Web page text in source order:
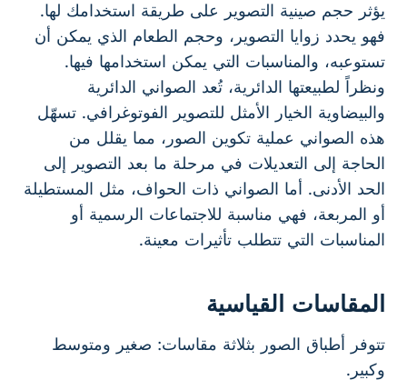
يؤثر حجم صينية التصوير على طريقة استخدامك لها.
فهو يحدد زوايا التصوير، وحجم الطعام الذي يمكن أن
تستوعبه، والمناسبات التي يمكن استخدامها فيها.
ونظراً لطبيعتها الدائرية، تُعد الصواني الدائرية
والبيضاوية الخيار الأمثل للتصوير الفوتوغرافي. تسهّل
هذه الصواني عملية تكوين الصور، مما يقلل من
الحاجة إلى التعديلات في مرحلة ما بعد التصوير إلى
الحد الأدنى. أما الصواني ذات الحواف، مثل المستطيلة
أو المربعة، فهي مناسبة للاجتماعات الرسمية أو
المناسبات التي تتطلب تأثيرات معينة.
المقاسات القياسية
تتوفر أطباق الصور بثلاثة مقاسات: صغير ومتوسط
وكبير.